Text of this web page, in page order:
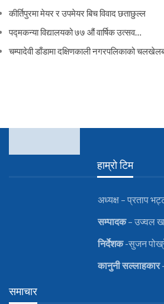
कीर्तिपुरमा मेयर र उपमेयर बिच विवाद छताछुल्ल
पद्मकन्या विद्यालयको ७७ औं ‌‌वार्षिक ‌उत्सव…
चम्पादेवी डाँडामा दक्षिणकाली नगरपलिकाको
हाम्रो टिम
अध्यक्ष – प्रताप
सम्पादक– उज्वल
निर्देशक-सुजन
कानुनीसल्लाहकार
समाचार